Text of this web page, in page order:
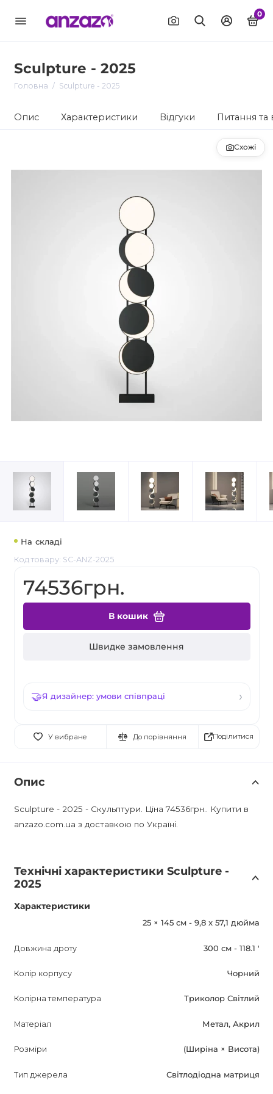
0
Sculpture - 2025
Головна Sculpture - 2025
Опис Характеристики Відгуки Питання та
Схожі
На складі
Код товару: SC-ANZ-2025
74536грн.
В кошик
Швидке замовлення
Я дизайнер: умови співпраці
У вибране До порівняння Поділитися
Опис
Sculpture - 2025 - Скульптури. Ціна 74536грн.. Купити в
anzazo.com.ua з доставкою по Україні.
Технічні характеристики Sculpture -
2025
Характеристики
25 × 145 см - 9,8 x 57,1 дюйма
Довжина дроту 300 см - 118.1 '
Колір корпусу Чорний
Колірна температура Триколор Світлий
Матеріал Метал, Акрил
Розміри (Ширіна × Висота)
Тип джерела Світлодіодна матриця